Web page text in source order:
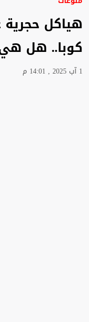
هياكل
كوبا.. هل هي
1 آب 2025 , 14:01 م